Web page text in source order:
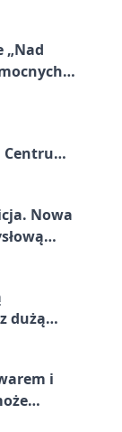
„Nad
Nowa
dużą
i